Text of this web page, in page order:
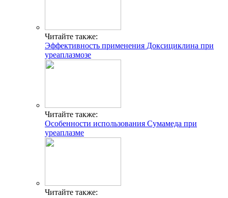
Читайте также:
Эффективность применения Доксициклина при
уреаплазмозе
Читайте также:
Особенности использования Сумамеда при
уреаплазме
Читайте также: